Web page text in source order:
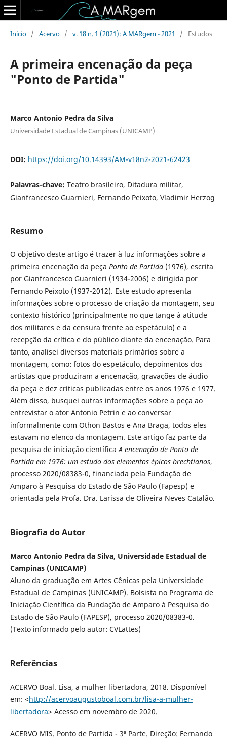
Início / Acervo / v. 18 n. 1 (2021): A MARgem - 2021 / Estudos
A primeira encenação da peça
"Ponto de Partida"
Marco Antonio Pedra da Silva
Universidade Estadual de Campinas (UNICAMP)
DOI: https://doi.org/10.14393/AM-v18n2-2021-62423
Palavras-chave: Teatro brasileiro, Ditadura militar,
Gianfrancesco Guarnieri, Fernando Peixoto, Vladimir Herzog
Resumo
O objetivo deste artigo é trazer à luz informações sobre a
primeira encenação da peça Ponto de Partida (1976), escrita
por Gianfrancesco Guarnieri (1934-2006) e dirigida por
Fernando Peixoto (1937-2012). Este estudo apresenta
informações sobre o processo de criação da montagem, seu
contexto histórico (principalmente no que tange à atitude
dos militares e da censura frente ao espetáculo) e a
recepção da crítica e do público diante da encenação. Para
tanto, analisei diversos materiais primários sobre a
montagem, como: fotos do espetáculo, depoimentos dos
artistas que produziram a encenação, gravações de áudio
da peça e dez críticas publicadas entre os anos 1976 e 1977.
Além disso, busquei outras informações sobre a peça ao
entrevistar o ator Antonio Petrin e ao conversar
informalmente com Othon Bastos e Ana Braga, todos eles
estavam no elenco da montagem. Este artigo faz parte da
pesquisa de iniciação científicaA encenação de Ponto de
Partida em 1976: um estudo dos elementos épicos brechtianos,
processo 2020/08383-0, financiada pela Fundação de
Amparo à Pesquisa do Estado de São Paulo (Fapesp) e
orientada pela Profa. Dra. Larissa de Oliveira Neves Catalão.
Biografia do Autor
Marco Antonio Pedra da Silva, Universidade Estadual de
Campinas (UNICAMP)
Aluno da graduação em Artes Cênicas pela Universidade
Estadual de Campinas (UNICAMP). Bolsista no Programa de
Iniciação Científica da Fundação de Amparo à Pesquisa do
Estado de São Paulo (FAPESP), processo 2020/08383-0.
(Texto informado pelo autor: CVLattes)
Referências
ACERVO Boal. Lisa, a mulher libertadora, 2018. Disponível
em: <http://acervoaugustoboal.com.br/lisa-a-mulher-
libertadora> Acesso em novembro de 2020.
ACERVO MIS. Ponto de Partida - 3ª Parte. Direção: Fernando